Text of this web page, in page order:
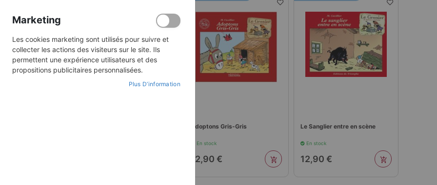
Adoptons Gris-Gris
En stock
12,90 €
Le Sanglier entre en scène
En stock
12,90 €
Marketing
Les cookies marketing sont utilisés pour suivre et
collecter les actions des visiteurs sur le site. Ils
permettent une expérience utilisateurs et des
propositions publicitaires personnalisées.
Plus D’information